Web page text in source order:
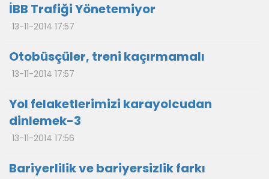
İBB Trafiği Yönetemiyor
13-11-2014 17:57
Otobüsçüler, treni kaçırmamalı
13-11-2014 17:57
Yol felaketlerimizi karayolcudan
dinlemek-3
13-11-2014 17:56
Bariyerlilik ve bariyersizlik farkı